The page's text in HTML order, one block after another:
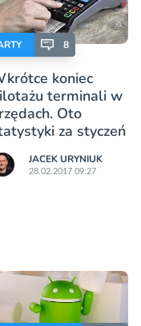
8
koniec
terminali w
Oto
za styczeń
JACEK URYNIUK
28.02.2017 09:27